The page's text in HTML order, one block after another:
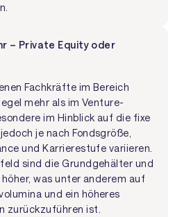
– Private Equity oder
Fachkräfte im Bereich
mehr als im Venture-
im Hinblick auf die fixe
je nach Fondsgröße,
und Karrierestufe variieren.
sind die Grundgehälter und
was unter anderem auf
und ein höheres
zurückzuführen ist.